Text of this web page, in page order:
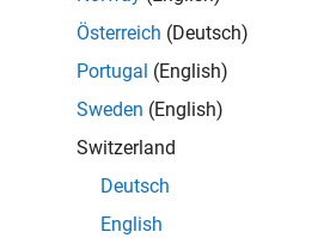
Transformationen
Wavelet-Transformationen
Österreich (Deutsch)
Portugal (English)
Sweden (English)
Switzerland
Deutsch
English